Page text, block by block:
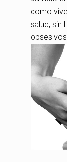
como
salud, sin